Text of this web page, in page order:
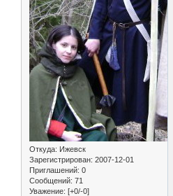
Откуда: Ижевск
Зарегистрирован: 2007-12-01
Приглашений: 0
Сообщений: 71
Уважение: [+0/-0]